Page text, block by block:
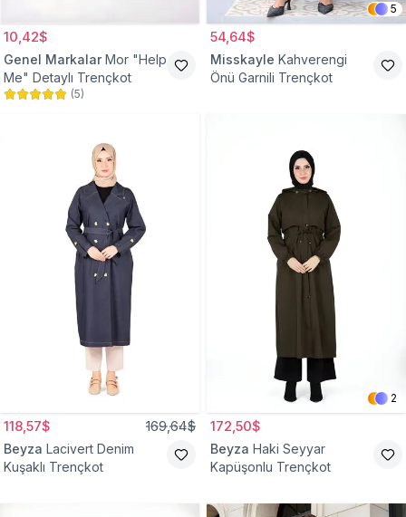
10,42$
Genel Markalar Mor "Help
Me" Detaylı Trençkot
(5)
5
54,64$
Misskayle Kahverengi
Önü Garnili Trençkot
118,57$ 169,64$
Beyza Lacivert Denim
Kuşaklı Trençkot
2
172,50$
Beyza Haki Seyyar
Kapüşonlu Trençkot